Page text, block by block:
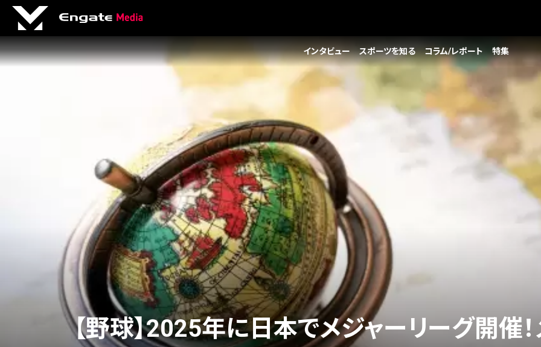
インタビュー スポーツを知る コラム/レポート 特集
【野球】2025年に日本でメジャーリーグ開催